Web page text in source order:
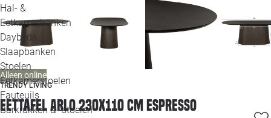
Hal- &
Eetkamerbanken
Daybeds
Slaapbanken
Stoelen
Eetkamerstoelen
Fauteuils
Barkrukken & -stoelen
Alleen online
TRENDY LIVING
Eettafel Arlo 230x110 cm espresso